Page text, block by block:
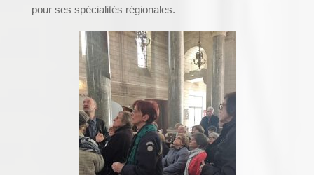
pour ses spécialités régionales.